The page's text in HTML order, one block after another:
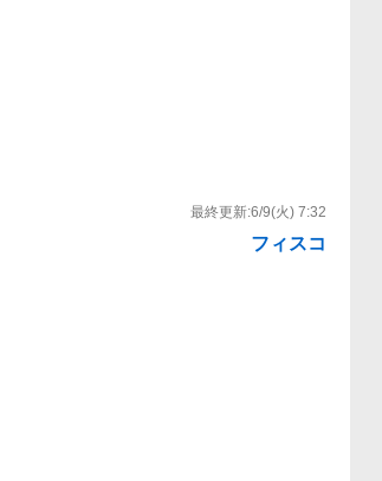
最終更新:6/9(火) 7:32
フィスコ